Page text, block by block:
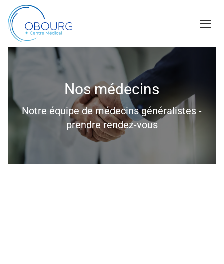
Nos médecins
Notre équipe de médecins généralistes -
prendre rendez-vous